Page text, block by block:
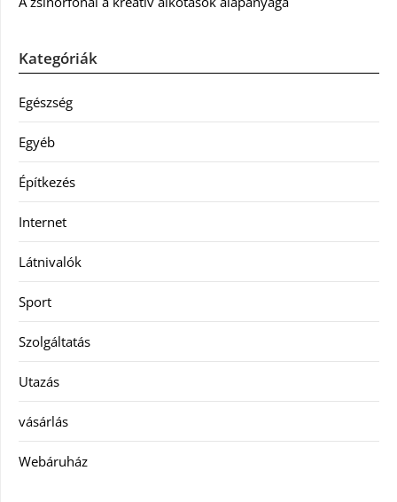
Kategóriák
Egészség
Egyéb
Építkezés
Internet
Látnivalók
Sport
Szolgáltatás
Utazás
vásárlás
Webáruház